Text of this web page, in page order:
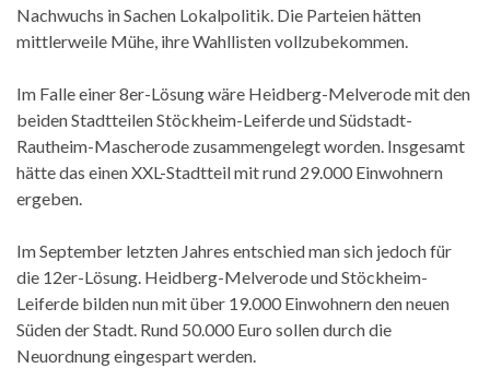
Nachwuchs in Sachen Lokalpolitik. Die Parteien hätten
mittlerweile Mühe, ihre Wahllisten vollzubekommen.
Im Falle einer 8er-Lösung wäre Heidberg-Melverode mit den
beiden Stadtteilen Stöckheim-Leiferde und Südstadt-
Rautheim-Mascherode zusammengelegt worden. Insgesamt
hätte das einen XXL-Stadtteil mit rund 29.000 Einwohnern
ergeben.
Im September letzten Jahres entschied man sich jedoch für
die 12er-Lösung. Heidberg-Melverode und Stöckheim-
Leiferde bilden nun mit über 19.000 Einwohnern den neuen
Süden der Stadt. Rund 50.000 Euro sollen durch die
Neuordnung eingespart werden.